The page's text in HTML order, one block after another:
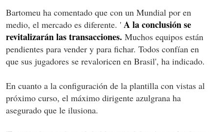
Bartomeu ha comentado que con un Mundial por en
medio, el mercado es diferente. ' A la conclusión se
revitalizarán las transacciones. Muchos equipos están
pendientes para vender y para fichar. Todos confían en
que sus jugadores se revaloricen en Brasil', ha indicado.
En cuanto a la configuración de la plantilla con vistas al
próximo curso, el máximo dirigente azulgrana ha
asegurado que le ilusiona.